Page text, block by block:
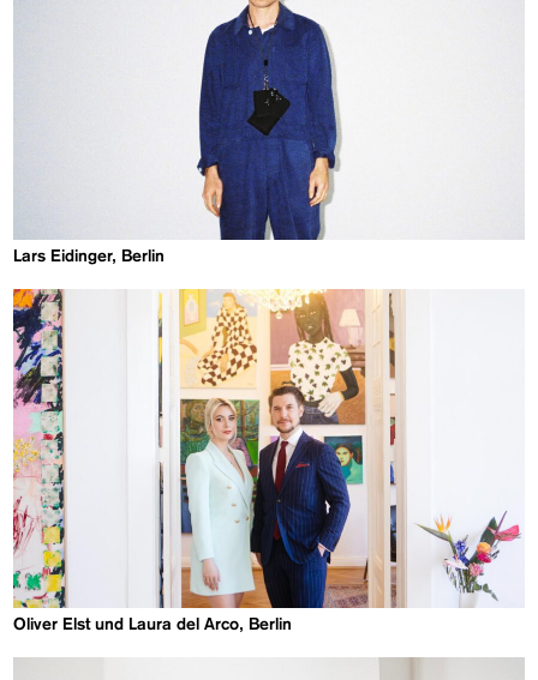
Lars Eidinger, Berlin
Oliver Elst und Laura del Arco, Berlin